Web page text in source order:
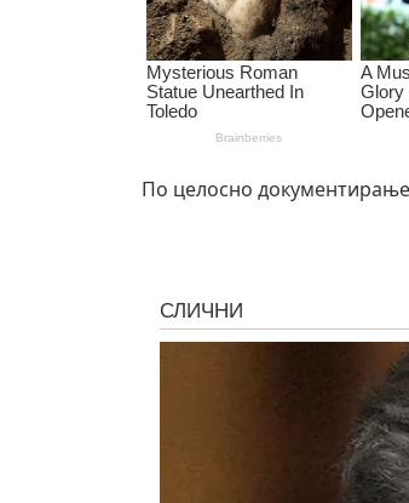
По целосно документирање